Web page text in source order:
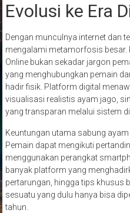
Evolusi ke Era
Dengan munculnya internet dan
mengalami metamorfosis besar.
Online bukan sekadar jargon
yang menghubungkan pemain
hadir fisik. Platform digital
visualisasi realistis ayam jago,
yang transparan melalui sistem
Keuntungan utama sabung
Pemain dapat mengikuti
menggunakan perangkat
banyak platform yang
pertarungan, hingga tips khusus
sesuatu yang dulu hanya bisa
tahun.